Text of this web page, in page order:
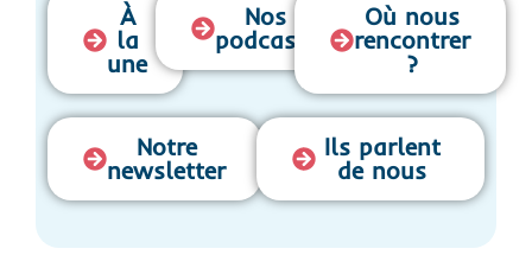
À
la
une
Nos
podcasts
Où nous
rencontrer
?
Notre
newsletter
Ils parlent
de nous